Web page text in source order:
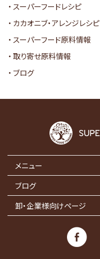
スーパーフードレシピ
カカオニブ・アレンジレシピ
スーパーフード原料情報
取り寄せ原料情報
ブログ
メニュー
ブログ
卸・企業様向けページ